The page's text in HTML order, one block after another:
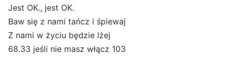
Jest OK., jest OK.
Baw się z nami tańcz i śpiewaj
Z nami w życiu będzie lżej
68.33 jeśli nie masz włącz 103